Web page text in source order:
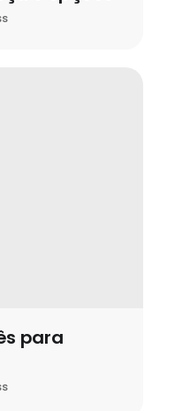
para